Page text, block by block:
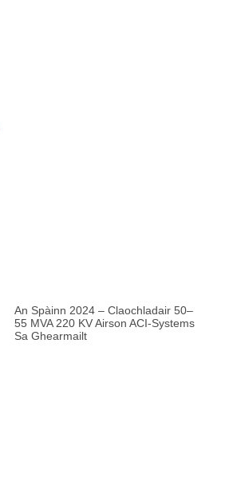
An Spàinn 2024 – Claochladair 50–
55 MVA 220 KV Airson ACI-Systems
Sa Ghearmailt